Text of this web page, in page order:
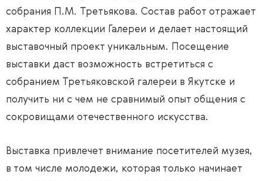
собрания П.М. Третьякова. Состав работ отражает
характер коллекции Галереи и делает настоящий
выставочный проект уникальным. Посещение
выставки даст возможность встретиться с
собранием Третьяковской галереи в Якутске и
получить ни с чем не сравнимый опыт общения с
сокровищами отечественного искусства.
Выставка привлечет внимание посетителей музея,
в том числе молодежи, которая только начинает